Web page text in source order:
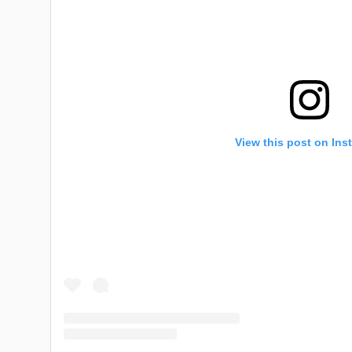
View this post on